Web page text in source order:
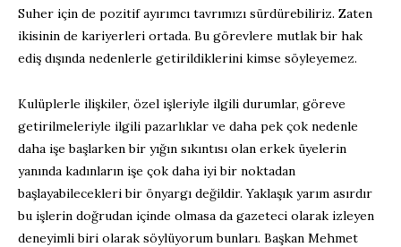
Suher için de pozitif ayırımcı tavrımızı sürdürebiliriz. Zaten
ikisinin de kariyerleri ortada. Bu görevlere mutlak bir hak
ediş dışında nedenlerle getirildiklerini kimse söyleyemez.
Kulüplerle ilişkiler, özel işleriyle ilgili durumlar, göreve
getirilmeleriyle ilgili pazarlıklar ve daha pek çok nedenle
daha işe başlarken bir yığın sıkıntısı olan erkek üyelerin
yanında kadınların işe çok daha iyi bir noktadan
başlayabilecekleri bir önyargı değildir. Yaklaşık yarım asırdır
bu işlerin doğrudan içinde olmasa da gazeteci olarak izleyen
deneyimli biri olarak söylüyorum bunları. Başkan Mehmet